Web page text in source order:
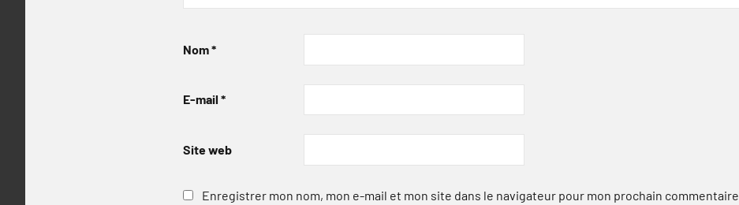
Nom*
E-mail *
Site web
Enregistrer mon nom, mon e-mail et mon site dans le navigateur pour mon prochain commentaire.